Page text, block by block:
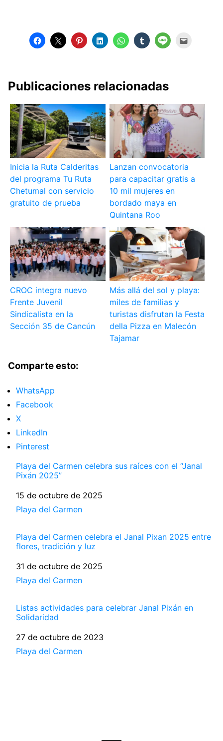
Publicaciones relacionadas
Inicia la Ruta Calderitas
del programa Tu Ruta
Chetumal con servicio
gratuito de prueba
Lanzan convocatoria
para capacitar gratis a
10 mil mujeres en
bordado maya en
Quintana Roo
CROC integra nuevo
Frente Juvenil
Sindicalista en la
Sección 35 de Cancún
Más allá del sol y playa:
miles de familias y
turistas disfrutan la Festa
della Pizza en Malecón
Tajamar
Comparte esto:
WhatsApp
Facebook
X
LinkedIn
Pinterest
Playa del Carmen celebra sus raíces con el “Janal
Pixán 2025”
Fecha
15 de octubre de 2025
Respecto a
Playa del Carmen
Playa del Carmen celebra el Janal Pixan 2025 entre
flores, tradición y luz
Fecha
31 de octubre de 2025
Respecto a
Playa del Carmen
Listas actividades para celebrar Janal Pixán en
Solidaridad
Fecha
27 de octubre de 2023
Respecto a
Playa del Carmen